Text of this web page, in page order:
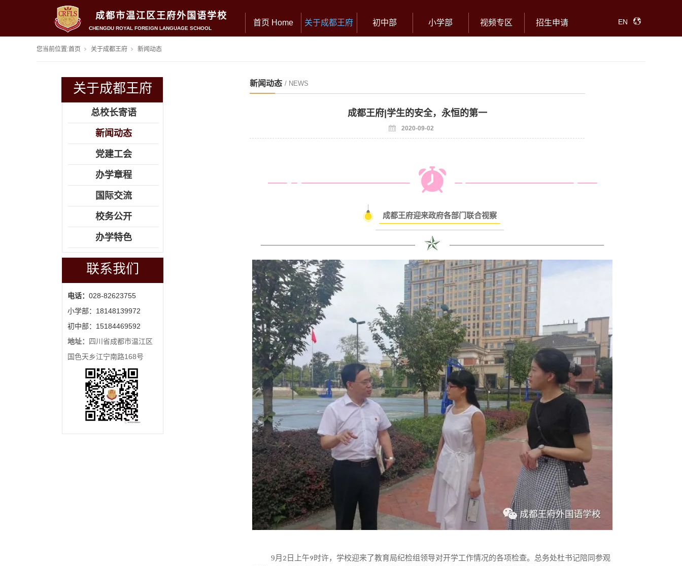
成都市温江区王府外国语学校
CHENGDU ROYAL FOREIGN LANGUAGE SCHOOL
首页 Home 关于成都王府 初中部 小学部 视频专区 招生申请 EN
您当前位置:首页 关于成都王府 新闻动态
关于成都王府
总校长寄语
新闻动态
党建工会
办学章程
国际交流
校务公开
办学特色
联系我们
电话： 028-82623755
小学部：18148139972
初中部：15184469592
地址：
四川省成都市温江区
国色天乡江宁南路168号
新闻动态 / NEWS
成都王府|学生的安全，永恒的第一
2020-09-02
成都王府迎来政府各部门联合视察
9月 2 日上午9时许，学校迎来了教育局纪检组领导对开学工作情况的各项检查。总务处杜书记陪同参观